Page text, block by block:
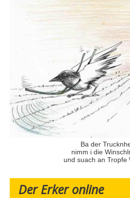
Ba der
nimm i die
und suach an Tropfe
Der Erker online